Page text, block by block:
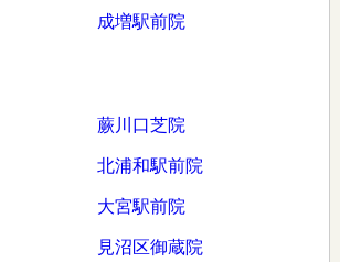
成増駅前院
蕨川口芝院
北浦和駅前院
大宮駅前院
見沼区御蔵院